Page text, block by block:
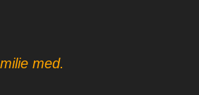
med.